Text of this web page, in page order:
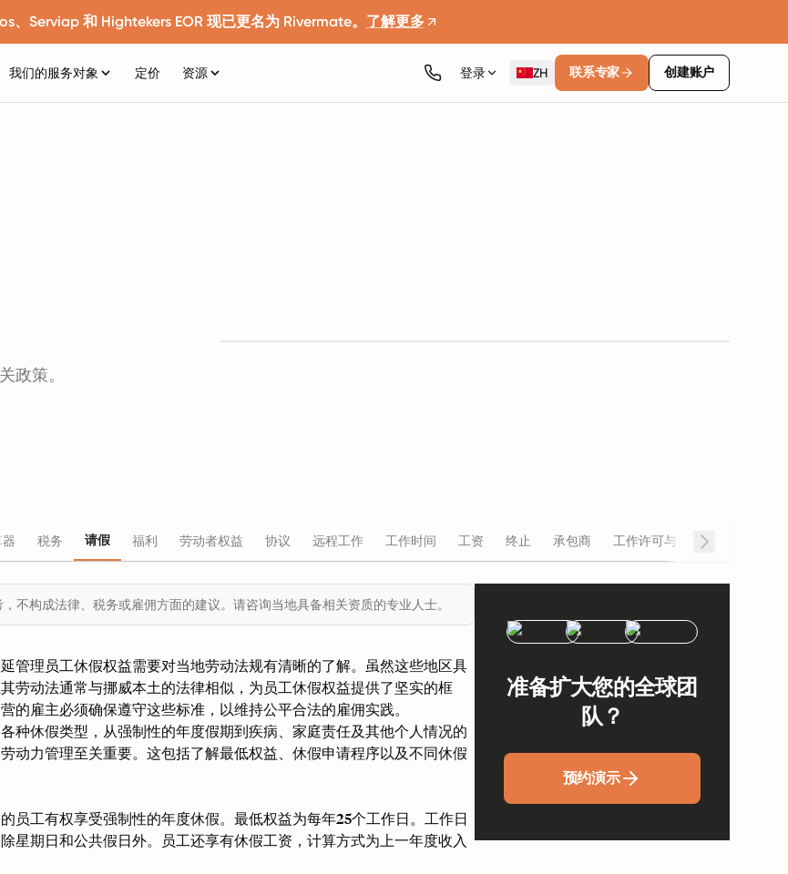
、Serviap 和 Hightekers EOR 现已更名为 Rivermate。 了解更多
我们的服务对象 定价 资源 登录 ZH 联系专家 创建账户
政策。
税务 请假 福利 劳动者权益 协议 远程工作 工作时间 工资 终止 承包商 工作许可与签证
不构成法律、税务或雇佣方面的建议。请咨询当地具备相关资质的专业人士。
管理员工休假权益需要对当地劳动法规有清晰的了解。虽然这些地区具
劳动法通常与挪威本土的法律相似，为员工休假权益提供了坚实的框
的雇主必须确保遵守这些标准，以维持公平合法的雇佣实践。
种休假类型，从强制性的年度假期到疾病、家庭责任及其他个人情况的
动力管理至关重要。这包括了解最低权益、休假申请程序以及不同休假
员工有权享受强制性的年度休假。最低权益为每年25个工作日。工作日
星期日和公共假日外。员工还享有休假工资，计算方式为上一年度收入
准备扩大您的全球团
队？
预约演示